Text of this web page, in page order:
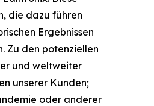
die dazu führen
Ergebnissen
Zu den potenziellen
und weltweiter
unserer Kunden;
oder anderer